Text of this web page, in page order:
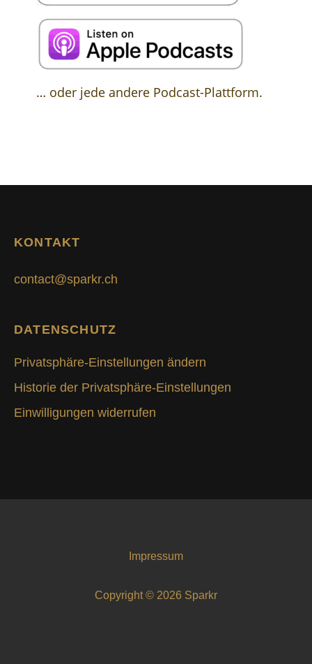
… oder jede andere Podcast-Plattform.
KONTAKT
contact@sparkr.ch
DATENSCHUTZ
Privatsphäre-Einstellungen ändern
Historie der Privatsphäre-Einstellungen
Einwilligungen widerrufen
Impressum
Copyright © 2026 Sparkr